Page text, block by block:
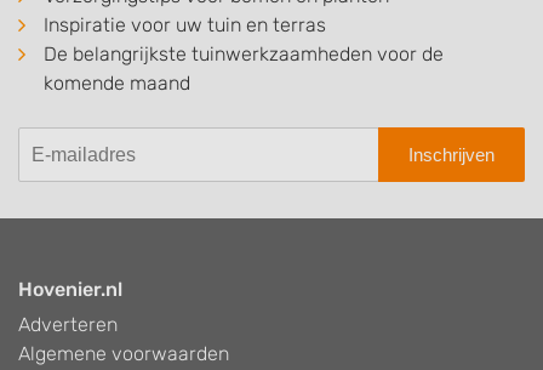
Inspiratie voor uw tuin en terras
De belangrijkste tuinwerkzaamheden voor de
komende maand
Inschrijven
Hovenier.nl
Adverteren
Algemene voorwaarden